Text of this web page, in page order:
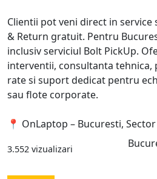
Clientii pot veni direct in service
& Return gratuit. Pentru
inclusiv serviciul Bolt PickUp.
interventii, consultanta tehnica,
rate si suport dedicat pentru
sau flote corporate.
📍 OnLaptop – Bucuresti,
3.552 vizualizari